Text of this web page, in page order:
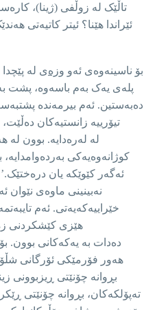
تاڵێک لە زوڵفی (ژینا)،
ئێراندا هێنا؟ ئیتر کاتیەتی
بۆ ناسینەوەی ئەو وزەی لە
پلەی یەک بەم باسەوە، پشت
تیۆرییە زانستیەکان
کوژانەوەیەکی
ئەگەر کێوێکە یان
نەبینینی ماوەی نێوان
خێراییەکەیەتی. ئەم
هێزی کێشکردنی
هەور فۆرمێکی ئۆرگانی
بڕوانە چۆنێتی ڕیزبوونی
تەپۆلکەکان، بڕوانە چۆنێتی